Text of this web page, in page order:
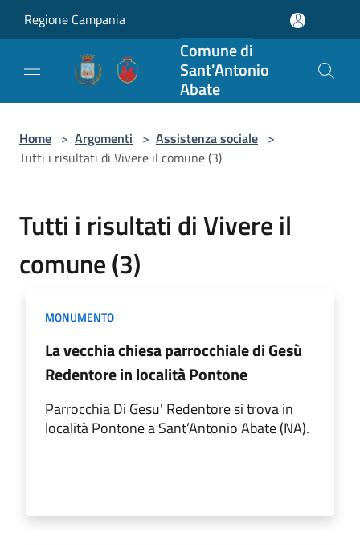
Regione Campania
Comune di
Sant'Antonio
Abate
Home > Argomenti > Assistenza sociale >
Tutti i risultati di Vivere il comune (3)
Tutti i risultati di Vivere il
comune (3)
MONUMENTO
La vecchia chiesa parrocchiale di Gesù
Redentore in località Pontone
Parrocchia Di Gesu' Redentore si trova in
località Pontone a Sant’Antonio Abate (NA).